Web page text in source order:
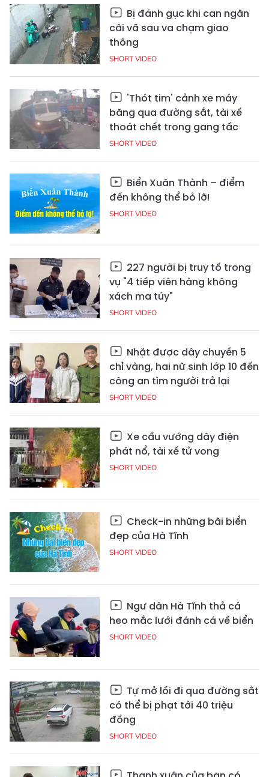
Bị đánh gục khi can ngăn
cãi vã sau va chạm giao
thông
SHORT VIDEO
'Thót tim' cảnh xe máy
băng qua đường sắt, tài xế
thoát chết trong gang tấc
SHORT VIDEO
Biển Xuân Thành – điểm
đến không thể bỏ lỡ!
SHORT VIDEO
227 người bị truy tố trong
vụ "4 tiếp viên hàng không
xách ma túy"
SHORT VIDEO
Nhặt được dây chuyền 5
chỉ vàng, hai nữ sinh lớp 10 đến
công an tìm người trả lại
SHORT VIDEO
Xe cẩu vướng dây điện
phát nổ, tài xế tử vong
SHORT VIDEO
Check-in những bãi biển
đẹp của Hà Tĩnh
SHORT VIDEO
Ngư dân Hà Tĩnh thả cá
heo mắc lưới đánh cá về biển
SHORT VIDEO
Tự mở lối đi qua đường sắt
có thể bị phạt tới 40 triệu
đồng
SHORT VIDEO